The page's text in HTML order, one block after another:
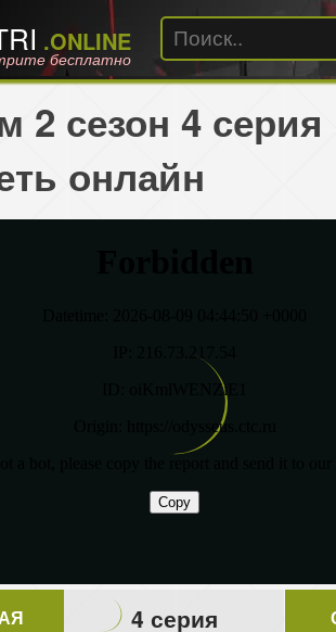
.ONLINE
бесплатно
2 сезон 4 серия
онлайн
4 серия